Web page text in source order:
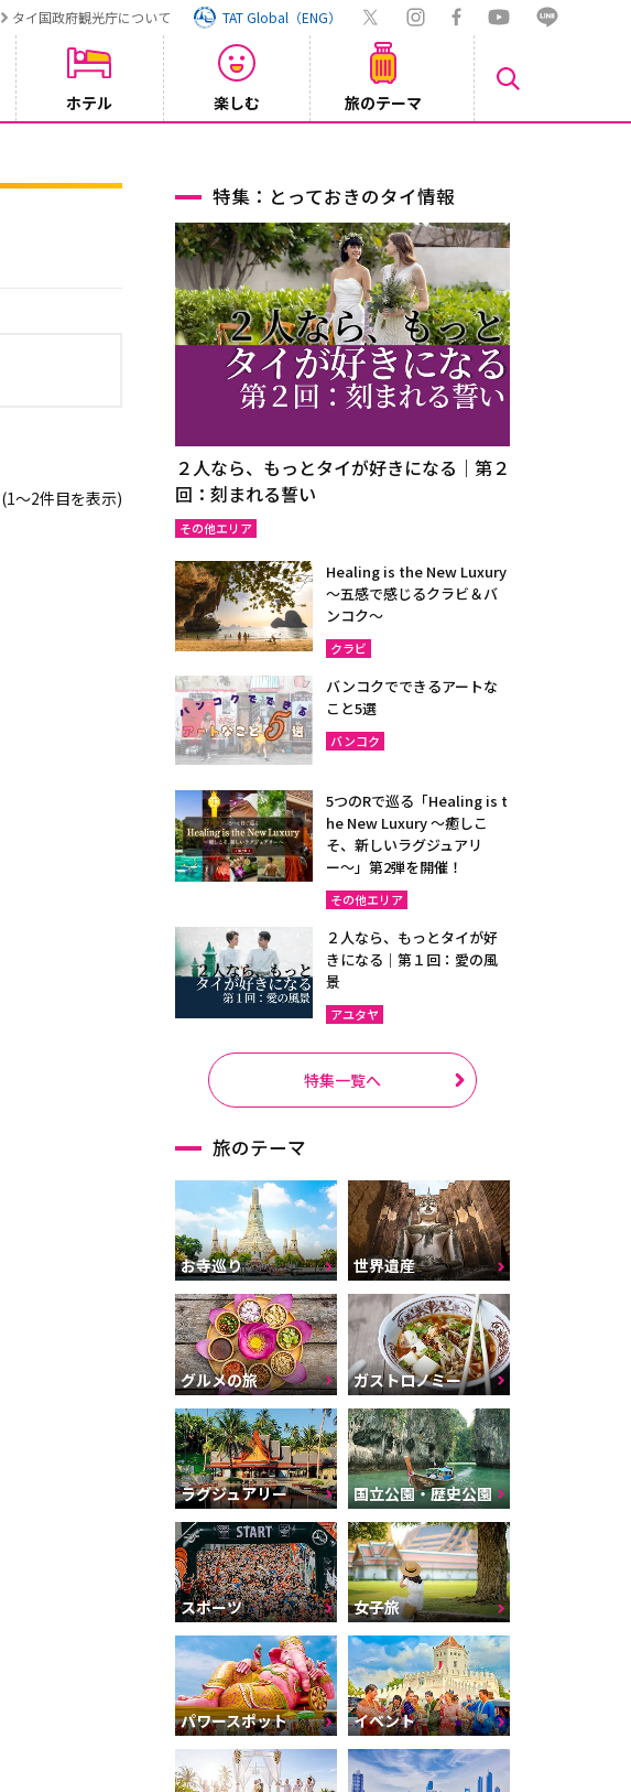
タイ国政府観光庁について TAT Global（ENG）
ホテル 楽しむ 旅のテーマ
(1〜2件目を表示)
特集：とっておきのタイ情報
２人なら、もっとタイが好きになる｜第２
回：刻まれる誓い
その他エリア
Healing is the New Luxury
～五感で感じるクラビ＆バ
ンコク～
クラビ
バンコクでできるアートな
こと5選
バンコク
5つのRで巡る「Healing is t
he New Luxury ～癒しこ
そ、新しいラグジュアリ
ー〜」第2弾を開催！
その他エリア
２人なら、もっとタイが好
きになる｜第１回：愛の風
景
アユタヤ
特集一覧へ
旅のテーマ
お寺巡り 世界遺産
グルメの旅 ガストロノミー
ラグジュアリー 国立公園・歴史公園
スポーツ 女子旅
パワースポット イベント